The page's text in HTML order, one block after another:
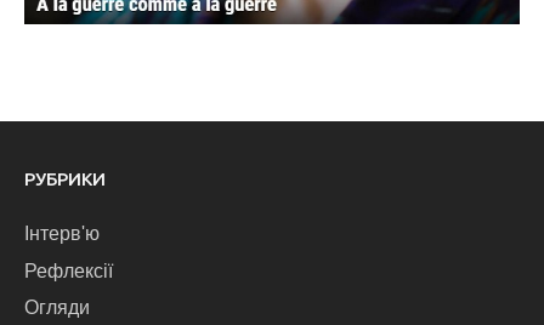
РУБРИКИ
Інтерв'ю
Рефлексії
Огляди